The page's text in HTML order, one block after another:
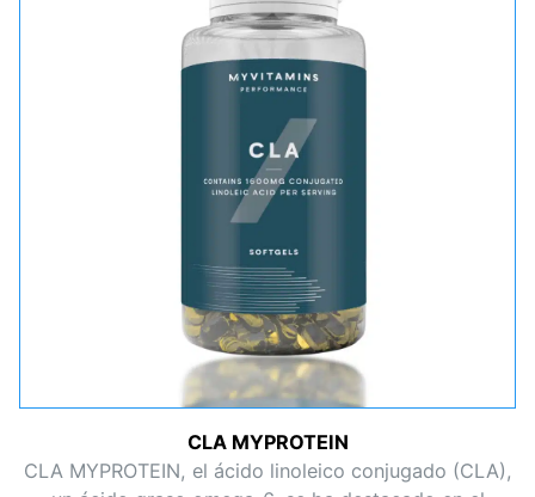
CLA MYPROTEIN
CLA MYPROTEIN, el ácido linoleico conjugado (CLA),